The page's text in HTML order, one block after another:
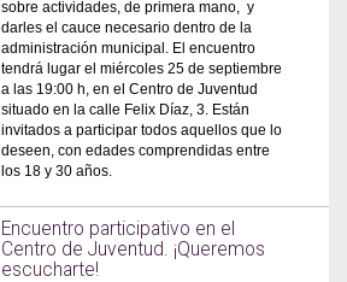
sobre actividades, de primera mano, y
darles el cauce necesario dentro de la
administración municipal. El encuentro
tendrá lugar el miércoles 25 de septiembre
a las 19:00 h, en el Centro de Juventud
situado en la calle Felix Díaz, 3. Están
invitados a participar todos aquellos que lo
deseen, con edades comprendidas entre
los 18 y 30 años.
Encuentro participativo en el
Centro de Juventud. ¡Queremos
escucharte!